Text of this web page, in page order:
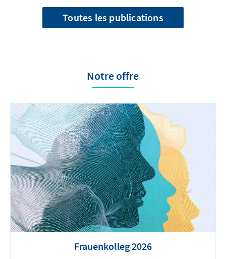
Toutes les publications
Notre offre
Frauenkolleg 2026